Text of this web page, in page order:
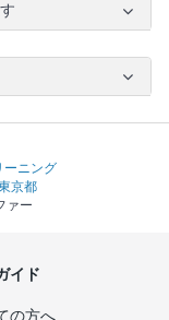
ーニング
京都
ァー
イド
の方へ